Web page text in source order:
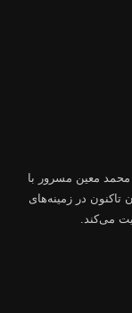
محمد معین مسرور با
زمان تاکنون در زمینه‌های
می‌کند.